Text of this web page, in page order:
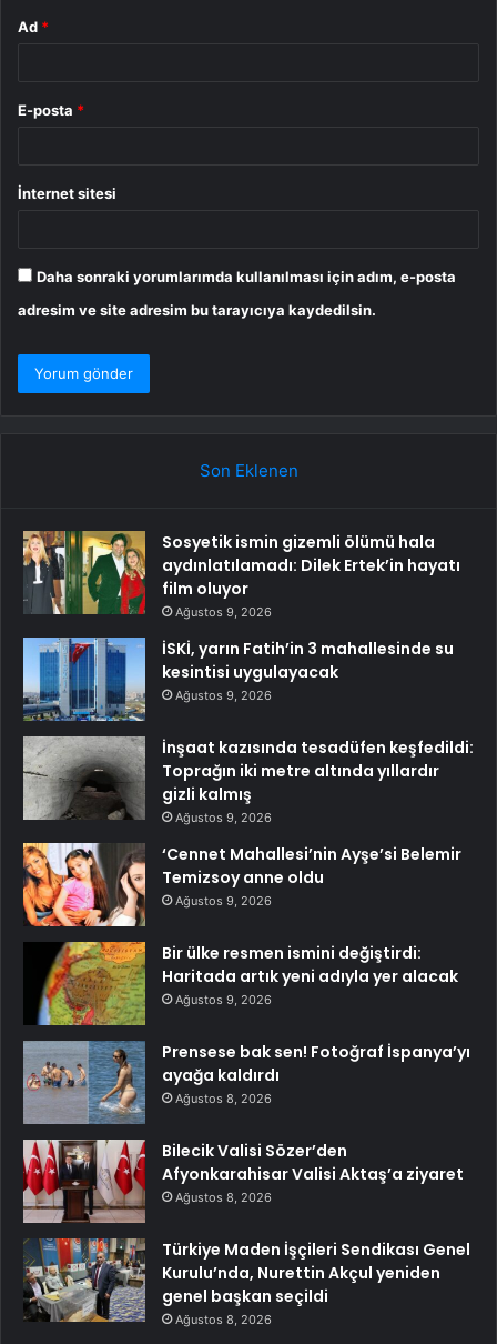
Ad *
E-posta *
İnternet sitesi
Daha sonraki yorumlarımda kullanılması için adım, e-posta
adresim ve site adresim bu tarayıcıya kaydedilsin.
Son Eklenen
Sosyetik ismin gizemli ölümü hala
aydınlatılamadı: Dilek Ertek’in hayatı
film oluyor
Ağustos 9, 2026
İSKİ, yarın Fatih’in 3 mahallesinde su
kesintisi uygulayacak
Ağustos 9, 2026
İnşaat kazısında tesadüfen keşfedildi:
Toprağın iki metre altında yıllardır
gizli kalmış
Ağustos 9, 2026
‘Cennet Mahallesi’nin Ayşe’si Belemir
Temizsoy anne oldu
Ağustos 9, 2026
Bir ülke resmen ismini değiştirdi:
Haritada artık yeni adıyla yer alacak
Ağustos 9, 2026
Prensese bak sen! Fotoğraf İspanya’yı
ayağa kaldırdı
Ağustos 8, 2026
Bilecik Valisi Sözer’den
Afyonkarahisar Valisi Aktaş’a ziyaret
Ağustos 8, 2026
Türkiye Maden İşçileri Sendikası Genel
Kurulu’nda, Nurettin Akçul yeniden
genel başkan seçildi
Ağustos 8, 2026